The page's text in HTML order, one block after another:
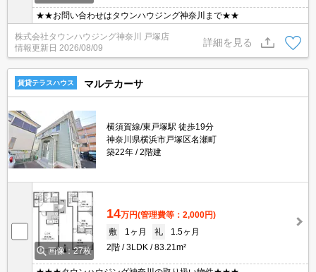
★★お問い合わせはタウンハウジング神奈川まで★★
株式会社タウンハウジング神奈川 戸塚店
情報更新日 2026/08/09
詳細を見る
賃貸テラスハウス マルテカーサ
横須賀線/東戸塚駅 徒歩19分
神奈川県横浜市戸塚区名瀬町
築22年
2階建
画像：27枚
14万円(管理費等：2,000円)
敷
1ヶ月 礼
1.5ヶ月
2階
3LDK 83.21m²